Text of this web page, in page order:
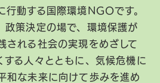
行動する国際環境NGOです。
政策決定の場で、環境保護が
される社会の実現をめざして
する人々とともに、気候危機に
和な未来に向けて歩みを進め